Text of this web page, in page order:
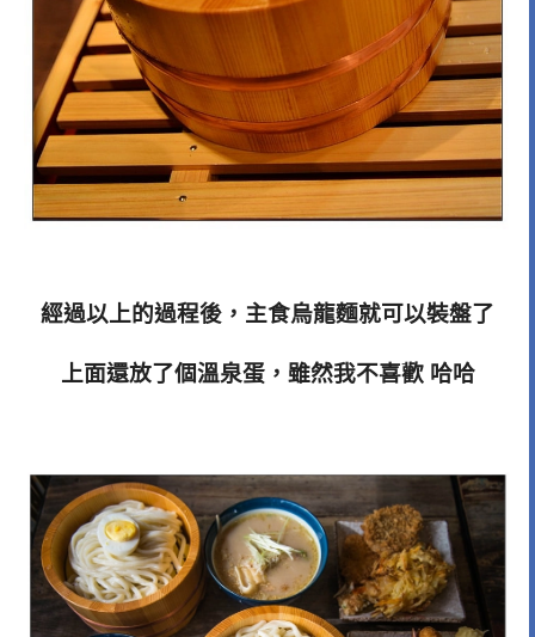
經過以上的過程後，主食烏龍麵就可以裝盤了
上面還放了個溫泉蛋，雖然我不喜歡 哈哈